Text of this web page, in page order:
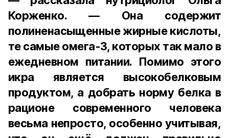
Корженко. — Она содержит
полиненасыщенные жирные кислоты,
те самые омега-3, которых так мало в
ежедневном питании. Помимо этого
икра является высокобелковым
продуктом, а добрать норму белка в
рационе современного человека
весьма непросто, особенно учитывая,